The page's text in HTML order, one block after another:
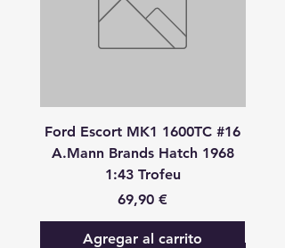
Ford Escort MK1 1600TC #16
A.Mann Brands Hatch 1968
1:43 Trofeu
Precio
69,90 €
Agregar al carrito